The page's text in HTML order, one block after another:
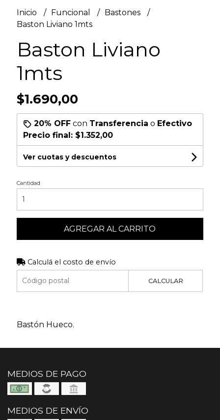
Inicio Funcional
Bastones
Baston Liviano 1mts
Baston Liviano
1mts
$1.690,00
20% OFFcon Transferencia o Efectivo
Precio final: $1.352,00
Ver cuotas y descuentos
Cantidad
AGREGAR AL CARRITO
Calculá el costo de envío
CALCULAR
Bastón Hueco.
MEDIOS DE PAGO
MEDIOS DE ENVÍO